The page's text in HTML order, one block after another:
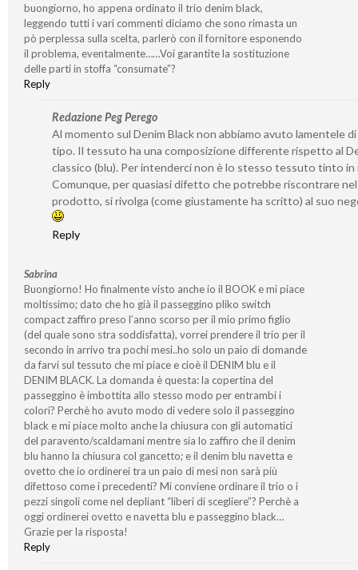
buongiorno, ho appena ordinato il trio denim black,
leggendo tutti i vari commenti diciamo che sono rimasta un
pò perplessa sulla scelta, parlerò con il fornitore esponendo
il problema, eventalmente……Voi garantite la sostituzione
delle parti in stoffa “consumate”?
Reply
Redazione Peg Perego
Al momento sul Denim Black non abbiamo avuto lamentele
tipo. Il tessuto ha una composizione differente rispetto al
classico (blu). Per intenderci non è lo stesso tessuto tinto
Comunque, per quasiasi difetto che potrebbe riscontrare nel
prodotto, si rivolga (come giustamente ha scritto) al suo
Reply
Sabrina
Buongiorno! Ho finalmente visto anche io il BOOK e mi piace
moltissimo; dato che ho già il passeggino pliko switch
compact zaffiro preso l’anno scorso per il mio primo figlio
(del quale sono stra soddisfatta), vorrei prendere il trio per il
secondo in arrivo tra pochi mesi..ho solo un paio di domande
da farvi sul tessuto che mi piace e cioè il DENIM blu e il
DENIM BLACK. La domanda è questa: la copertina del
passeggino è imbottita allo stesso modo per entrambi i
colori? Perchè ho avuto modo di vedere solo il passeggino
black e mi piace molto anche la chiusura con gli automatici
del paravento/scaldamani mentre sia lo zaffiro che il denim
blu hanno la chiusura col gancetto; e il denim blu navetta e
ovetto che io ordinerei tra un paio di mesi non sarà più
difettoso come i precedenti? Mi conviene ordinare il trio o i
pezzi singoli come nel depliant “liberi di scegliere”? Perchè a
oggi ordinerei ovetto e navetta blu e passeggino black…
Grazie per la risposta!
Reply